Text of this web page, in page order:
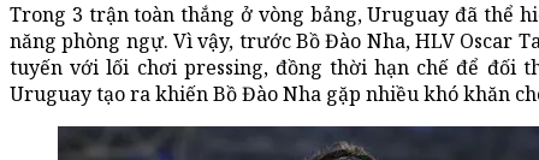
Trong 3 trận toàn thắng ở vòng bảng, Uruguay đã thể
năng phòng ngự. Vì vậy, trước Bồ Đào Nha, HLV Oscar
tuyến với lối chơi pressing, đồng thời hạn chế để đối
Uruguay tạo ra khiến Bồ Đào Nha gặp nhiều khó khăn